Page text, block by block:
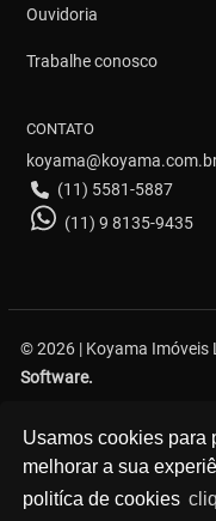
Usamos cookies para
melhorar a sua
politíca de cookies
Ouvidoria
Trabalhe conosco
CONTATO
(11) 5581-5887
(11) 9 8135-9435
© 2026 | Koyama Imóveis
Software.
Avenida Bosque da